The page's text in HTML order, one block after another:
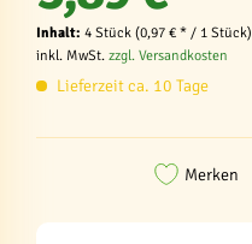
Inhalt: 4 Stück (0,97 € * / 1 Stück)
inkl. MwSt. zzgl. Versandkosten
Lieferzeit ca. 10 Tage
Merken